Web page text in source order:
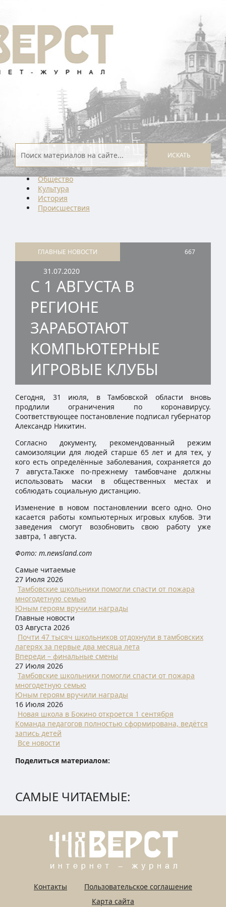
ИСКАТЬ
Общество
Культура
История
Проиcшествия
ГЛАВНЫЕ НОВОСТИ 667
31.07.2020
С 1 АВГУСТА В
РЕГИОНЕ
ЗАРАБОТАЮТ
КОМПЬЮТЕРНЫЕ
ИГРОВЫЕ КЛУБЫ
Сегодня, 31 июля, в Тамбовской области вновь
продлили ограничения по коронавирусу.
Соответствующее постановление подписал губернатор
Александр Никитин.
Согласно документу, рекомендованный режим
самоизоляции для людей старше 65 лет и для тех, у
кого есть определённые заболевания, сохраняется до
7 августа.Также по-прежнему тамбовчане должны
использовать маски в общественных местах и
соблюдать социальную дистанцию.
Изменение в новом постановлении всего одно. Оно
касается работы компьютерных игровых клубов. Эти
заведения смогут возобновить свою работу уже
завтра, 1 августа.
Фото: m.newsland.com
Самые читаемые
27 Июля 2026
Тамбовские школьники помогли спасти от пожара
многодетную семью
Юным героям вручили награды
Главные новости
03 Августа 2026
Почти 47 тысяч школьников отдохнули в тамбовских
лагерях за первые два месяца лета
Впереди – финальные смены
27 Июля 2026
Тамбовские школьники помогли спасти от пожара
многодетную семью
Юным героям вручили награды
16 Июля 2026
Новая школа в Бокино откроется 1 сентября
Команда педагогов полностью сформирована, ведётся
запись детей
Все новости
Поделиться материалом:
САМЫЕ ЧИТАЕМЫЕ:
Контакты
Пользовательское соглашение
Карта сайта